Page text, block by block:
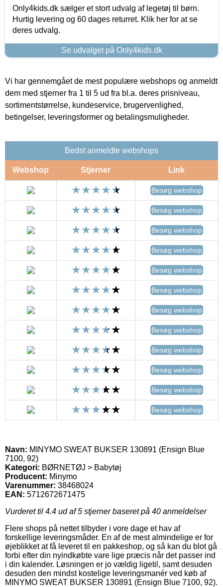
Only4kids.dk sælger et stort udvalg af legetøj til børn.
Hurtig levering og 60 dages returret. Klik her for at se
deres udvalg.
Se udvalget på Only4kids.dk
Vi har gennemgået de mest populære webshops og anmeldt
dem med stjerner fra 1 til 5 ud fra bl.a. deres prisniveau,
sortimentstørrelse, kundeservice, brugervenlighed,
betingelser, leveringsformer og betalingsmuligheder.
Bedst anmeldte webshops
Webshop Stjerner Link
Besøg webshop
Besøg webshop
Besøg webshop
Besøg webshop
Besøg webshop
Besøg webshop
Besøg webshop
Besøg webshop
Besøg webshop
Besøg webshop
Besøg webshop
Besøg webshop
Navn: MINYMO SWEAT BUKSER 130891 (Ensign Blue
7100, 92)
Kategori: BØRNETØJ > Babytøj
Producent: Minymo
Varenummer: 38468024
EAN: 5712672671475
Vurderet til 4.4 ud af 5 stjerner baseret på 40 anmeldelser
Flere shops på nettet tilbyder i vore dage et hav af
forskellige leveringsmåder. En af de mest almindelige er for
øjeblikket at få leveret til en pakkeshop, og så kan du blot gå
forbi efter din nyindkøbte vare lige præcis når det passer ind
i din kalender. Løsningen er jo vældig ligetil, samt desuden
desuden den mindst kostelige leveringsmanér ved køb af
MINYMO SWEAT BUKSER 130891 (Ensign Blue 7100, 92).